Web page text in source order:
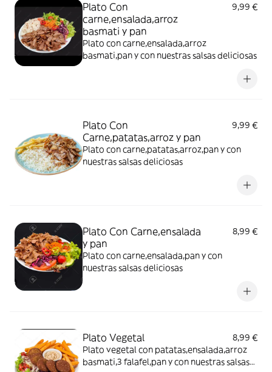
Plato Con
carne,ensalada,arroz
basmati y pan
9,99 €
Plato con carne,ensalada,arroz
basmati,pan y con nuestras salsas deliciosas
Plato Con
Carne,patatas,arroz y pan
9,99 €
Plato con carne,patatas,arroz,pan y con
nuestras salsas deliciosas
Plato Con Carne,ensalada
y pan
8,99 €
Plato con carne,ensalada,pan y con
nuestras salsas deliciosas
Plato Vegetal
8,99 €
Plato vegetal con patatas,ensalada,arroz
basmati,3 falafel,pan y con nuestras salsas